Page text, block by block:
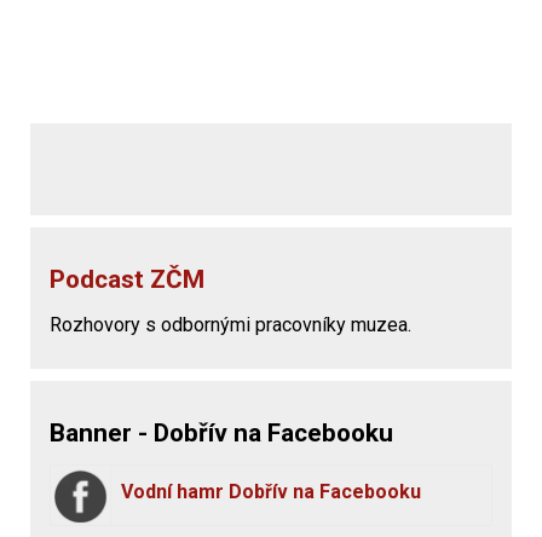
Podcast ZČM
Rozhovory s odbornými pracovníky muzea.
Banner - Dobřív na Facebooku
Vodní hamr Dobřív na Facebooku